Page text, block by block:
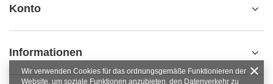
Konto
Informationen
Wir verwenden Cookies für das ordnungsgemäße Funktionieren der
Website, um soziale Funktionen anzubieten, den Datenverkehr zu